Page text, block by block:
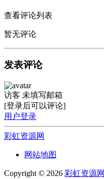
查看评论列表
暂无评论
发表评论
访客 未填写邮箱
[登录后可以评论]
用户登录
彩虹资源网
网站地图
Copyright © 2026 彩虹资源网